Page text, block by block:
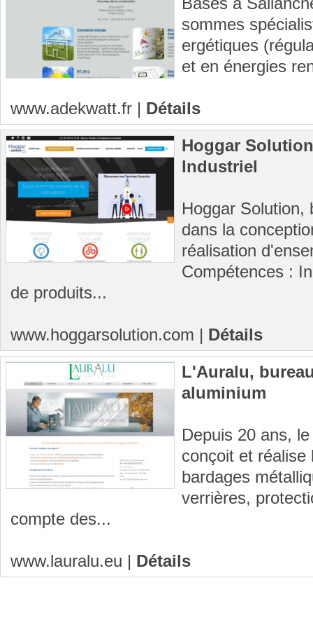
sommes
ergétiques
et en énergies
www.adekwatt.fr | Détails
Hoggar
Industriel
Hoggar Solution,
dans la
réalisation
Compétences :
de produits...
www.hoggarsolution.com | Détails
L'Auralu,
aluminium
Depuis 20 ans,
conçoit et réalise
bardages
verrières,
compte des...
www.lauralu.eu | Détails